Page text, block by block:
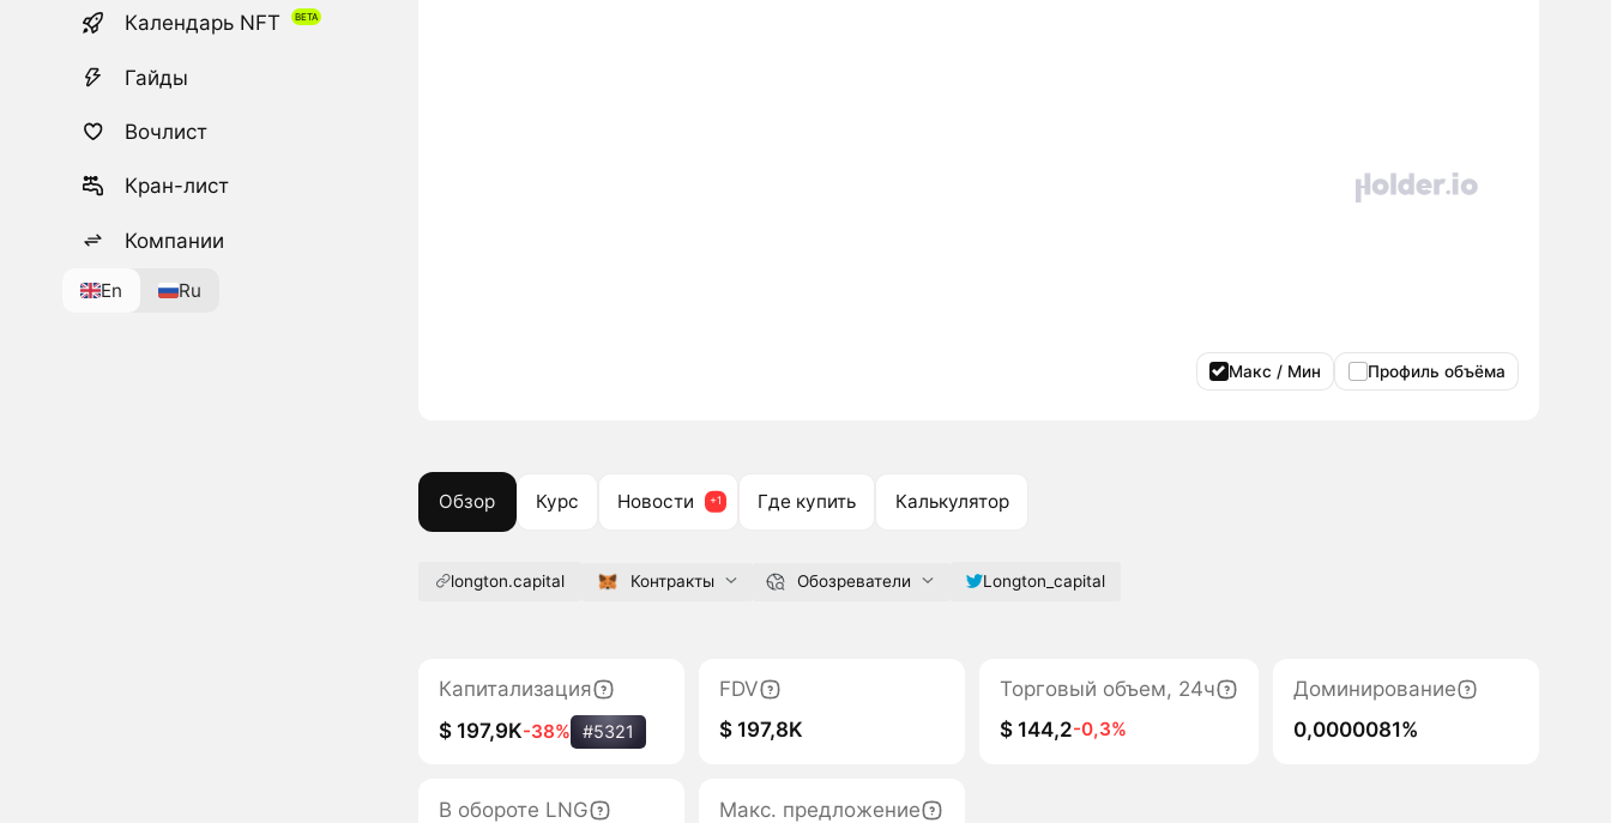
Календарь NFT
Гайды
Вочлист
Кран-лист
Компании
En Ru
Макс / Мин Профиль объёма
Обзор Курс Новости Где купить Калькулятор
longton.capital Контракты Обозреватели Longton_capital
Капитализация
$ 197,9K-38% #5321
FDV
$ 197,8K
Торговый объем, 24ч
$ 144,2-0,3%
Доминирование
0,0000081%
В обороте LNG
Макс. предложение